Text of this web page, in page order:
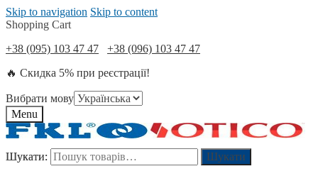
Skip to navigation Skip to content
Shopping Cart
+38 (095) 103 47 47
+38 (096) 103 47 47
🔥 Скидка 5% при реєстрації!
Вибрати мову
Menu
Шукати: Шукати
Шукати: Шукати